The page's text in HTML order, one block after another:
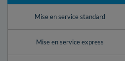
Mise en service standard
Mise en service express